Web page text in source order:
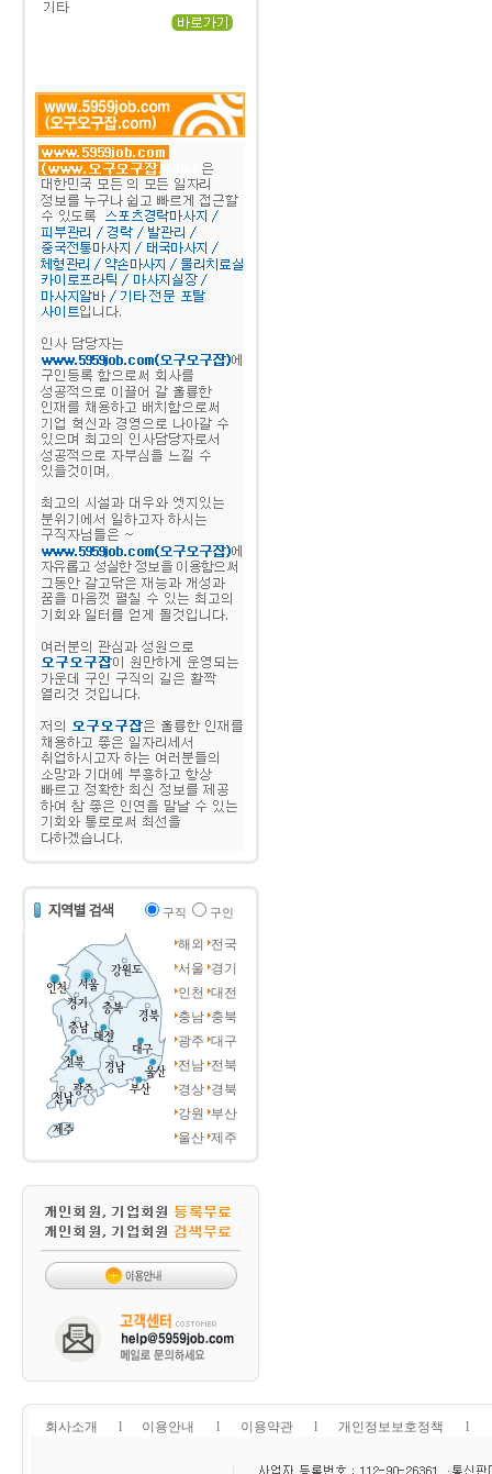
구직 구인
해외
전국
서울 경기
인천 대전
충남 충북
광주 대구
전남 전북
경상 경북
강원
부산
울산 제주
회사소개 l 이용안내 l 이용약관 l 개인정보보호정책 l